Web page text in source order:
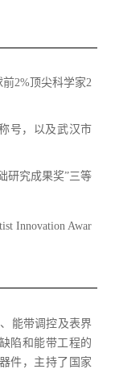
前2%顶尖科学家2
号，以及武汉市
研究成果奖”三等
Innovation Awar
能带调控及表界
陷和能带工程的
件，主持了国家